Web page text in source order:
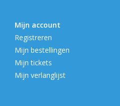
Mijn account
Registreren
Mijn bestellingen
Mijn tickets
Mijn verlanglijst